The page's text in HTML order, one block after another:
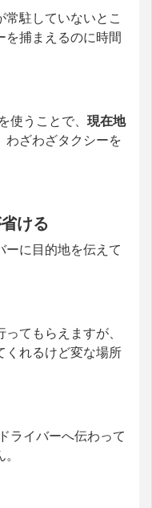
駐していないとこ
を捕まえるのに時間
使うことで、 現在地
わざわざタクシーを
ける
ーに目的地を伝えて
てもらえますが、
くれるけど変な場所
ライバーへ伝わって